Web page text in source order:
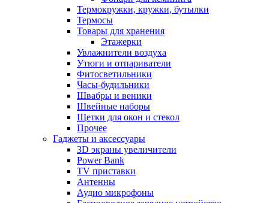
Термокружки, кружки, бутылки
Термосы
Товары для хранения
Этажерки
Увлажнители воздуха
Утюги и отпариватели
Фитосветильники
Часы-будильники
Швабры и веники
Швейные наборы
Щетки для окон и стекол
Прочее
Гаджеты и аксессуары
3D экраны увеличители
Power Bank
TV приставки
Антенны
Аудио микрофоны